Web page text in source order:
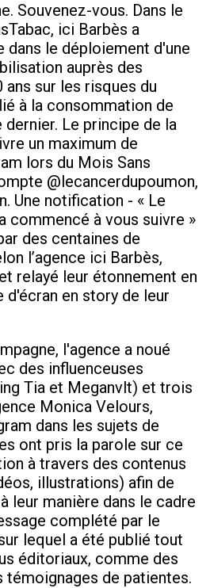
Souvenez-vous. Dans le
ici Barbès a
dans le déploiement d'une
auprès des
ans sur les risques du
à la consommation de
dernier. Le principe de la
un maximum de
lors du Mois Sans
@lecancerdupoumon,
Une notification - « Le
commencé à vous suivre »
des centaines de
l’agence ici Barbès,
relayé leur étonnement en
d'écran en story de leur
l'agence a noué
des influenceuses
Tia et Meganvlt) et trois
Monica Velours,
dans les sujets de
ont pris la parole sur ce
à travers des contenus
illustrations) afin de
leur manière dans le cadre
complété par le
lequel a été publié tout
éditoriaux, comme des
de patientes.